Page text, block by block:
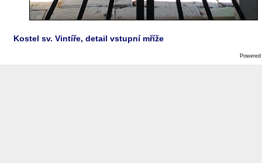
Kostel sv. Vintíře, detail vstupní mříže